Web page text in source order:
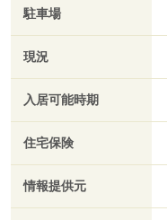
駐車場
現況
入居可能時期
住宅保険
情報提供元